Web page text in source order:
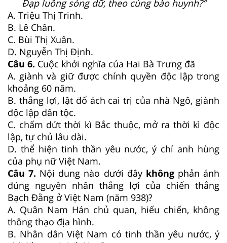
Đạp luồng sóng dữ, theo cùng bào huynh?”
A. Triệu Thị Trinh.
B. Lê Chân.
C. Bùi Thị Xuân.
D. Nguyễn Thị Định.
Câu 6. Cuộc khởi nghĩa của Hai Bà Trưng đã
A. giành và giữ được chính quyền độc lập trong
khoảng 60 năm.
B. thắng lợi, lật đổ ách cai trị của nhà Ngô, giành
độc lập dân tộc.
C. chấm dứt thời kì Bắc thuộc, mở ra thời kì độc
lập, tự chủ lâu dài.
D. thể hiện tinh thần yêu nước, ý chí anh hùng
của phụ nữ Việt Nam.
Câu 7. Nội dung nào dưới đây không phản ánh
đúng nguyên nhân thắng lợi của chiến thắng
Bạch Đằng ở Việt Nam (năm 938)?
A. Quân Nam Hán chủ quan, hiếu chiến, không
thông thạo địa hình.
B. Nhân dân Việt Nam có tinh thần yêu nước, ý